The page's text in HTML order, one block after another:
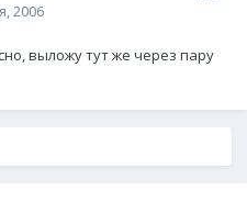
2006
выложу тут же через пару